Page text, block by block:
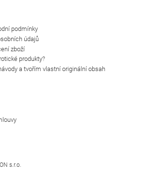
podmínky
údajů
zboží
produkty?
a tvořím vlastní originální obsah
s.r.o.